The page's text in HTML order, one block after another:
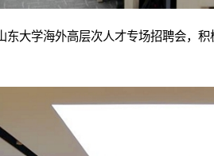
东大学海外高层次人才专场招聘会，